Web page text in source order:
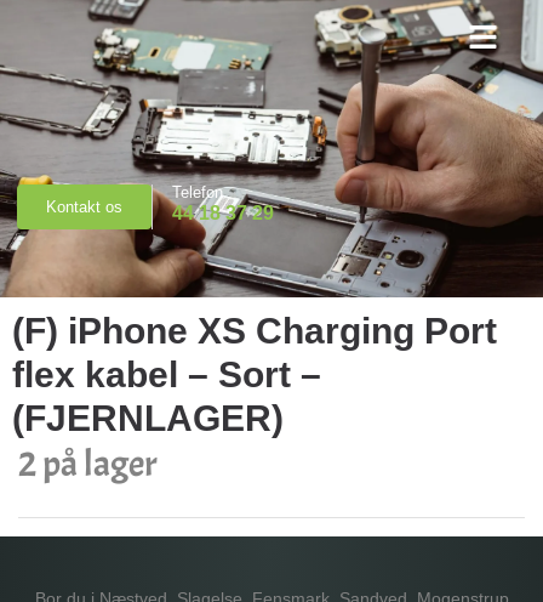
Kontakt os
Telefon
44 18 37 29
(F) iPhone XS Charging Port
flex kabel – Sort –
(FJERNLAGER)
2 på lager